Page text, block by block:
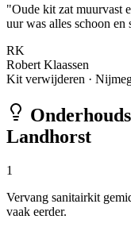
"Oude kit zat muurvast
uur was alles schoon
RK
Robert Klaassen
Kit verwijderen ·
Landhorst
1
Vervang sanitairkit
vaak eerder.